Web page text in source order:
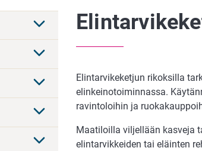
Elintarvikeketjun rikoksilla
elinkeinotoiminnassa.
ravintoloihin ja
Maatiloilla viljellään kasveja
elintarvikkeiden tai eläinten